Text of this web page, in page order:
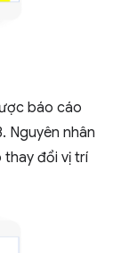
báo cáo
Nguyên nhân
thay đổi vị trí